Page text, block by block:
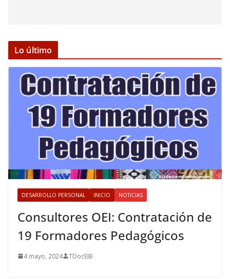
Lo último
DESARROLLO PERSONAL INICIO NOTICIAS
Consultores OEI: Contratación de
19 Formadores Pedagógicos
4 mayo, 2024 TDocEIB